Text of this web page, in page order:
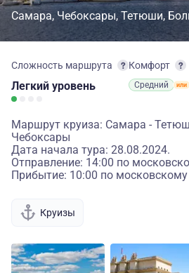
Самара Чебоксары Тетюши
Сложность маршрута
Легкий уровень
Комфорт
Средний
Маршрут круиза: Самара -
Чебоксары
Дата начала тура: 28.08.2024.
Отправление: 14:00 по
Прибытие: 10:00 по
Круизы